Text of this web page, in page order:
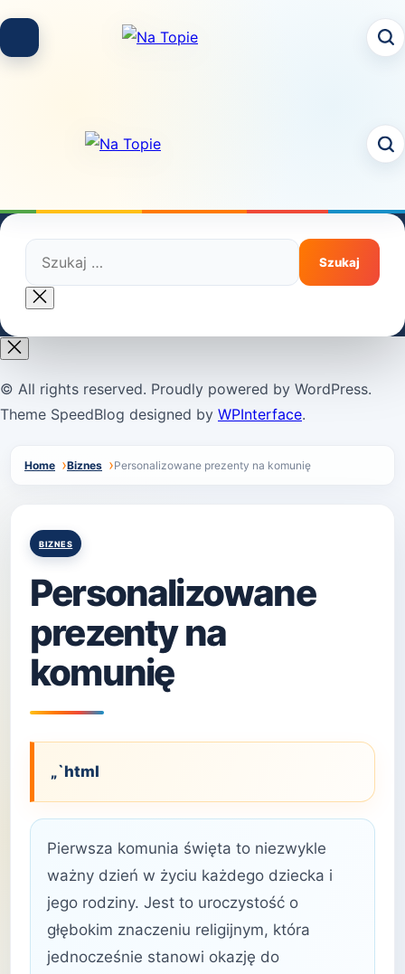
content
Szukaj:
Close
search
© All rights reserved. Proudly powered by WordPress.
Theme SpeedBlog designed by WPInterface.
Home Biznes Personalizowane prezenty na komunię
Posted
BIZNES
Personalizowane
prezenty na
komunię
„`html
Pierwsza komunia święta to niezwykle
ważny dzień w życiu każdego dziecka i
jego rodziny. Jest to uroczystość o
głębokim znaczeniu religijnym, która
jednocześnie stanowi okazję do